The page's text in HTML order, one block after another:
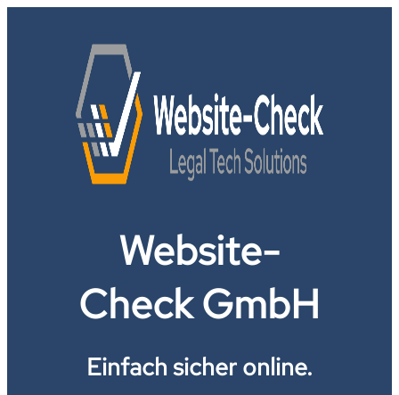
Website-
Check GmbH
Einfach sicher online.